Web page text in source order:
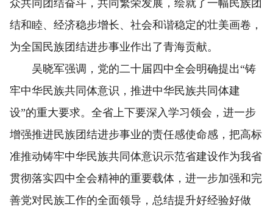
众共同团结奋斗，共同繁荣发展，绘就了一幅民族团
结和睦、经济稳步增长、社会和谐稳定的壮美画卷，
为全国民族团结进步事业作出了青海贡献。
吴晓军强调，党的二十届四中全会明确提出“铸
牢中华民族共同体意识，推进中华民族共同体建
设”的重大要求。全省上下要深入学习领会，进一步
增强推进民族团结进步事业的责任感使命感，把高标
准推动铸牢中华民族共同体意识示范省建设作为我省
贯彻落实四中全会精神的重要载体，进一步加强和完
善党对民族工作的全面领导，总结提升好经验好做